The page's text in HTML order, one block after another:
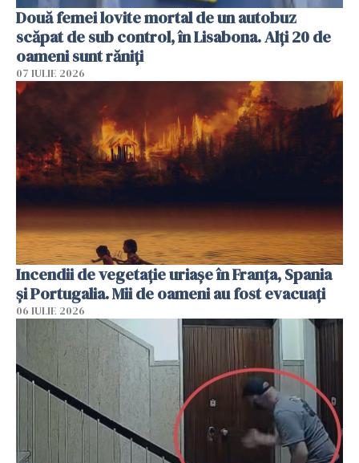
Două femei lovite mortal de un autobuz
scăpat de sub control, în Lisabona. Alți 20 de
oameni sunt răniți
07 IULIE 2026
Incendii de vegetație uriașe în Franța, Spania
și Portugalia. Mii de oameni au fost evacuați
06 IULIE 2026